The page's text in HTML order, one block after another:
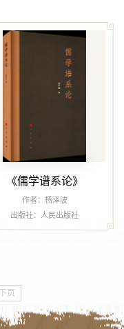
《儒学谱系论》
作者：杨泽波
出版社：人民出版社
下页